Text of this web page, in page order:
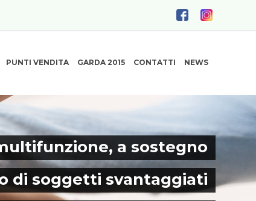
PUNTI VENDITA GARDA 2015 CONTATTI NEWS
a sostegno
di soggetti svantaggiati